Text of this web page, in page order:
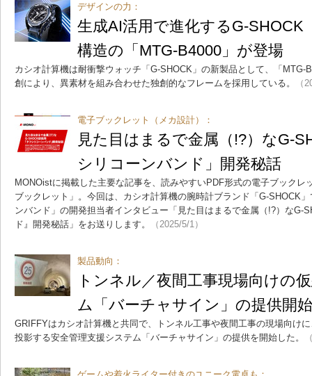
デザインの力：
生成AI活用で進化するG-
構造の「MTG-B4000」が登場
カシオ計算機は耐衝撃ウォッチ「G-SHOCK」の新製品として、「MTG-
創により、異素材を組み合わせた独創的なフレームを採用している。
（
電子ブックレット（メカ設計）：
見た目はまるで金属（!?）なG-
シリコーンバンド」開発秘話
MONOistに掲載した主要な記事を、読みやすいPDF形式の電子ブックレ
ブックレット」。今回は、カシオ計算機の腕時計ブランド「G-SHOCK
ンバンド」の開発担当者インタビュー「見た目はまるで金属（!?）なG-
ド』開発秘話」をお送りします。
（2025/5/1）
製品動向：
トンネル／夜間工事現場向けの
ム「バーチャサイン」の提供開始
GRIFFYはカシオ計算機と共同で、トンネル工事や夜間工事の現場向け
投影する安全管理支援システム「バーチャサイン」の提供を開始した。